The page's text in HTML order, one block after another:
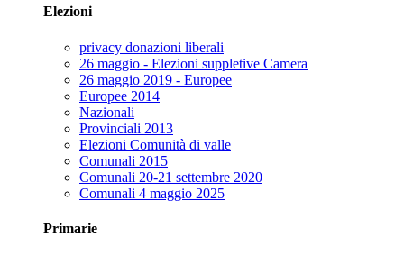
Elezioni
privacy donazioni liberali
26 maggio - Elezioni suppletive Camera
26 maggio 2019 - Europee
Europee 2014
Nazionali
Provinciali 2013
Elezioni Comunità di valle
Comunali 2015
Comunali 20-21 settembre 2020
Comunali 4 maggio 2025
Primarie